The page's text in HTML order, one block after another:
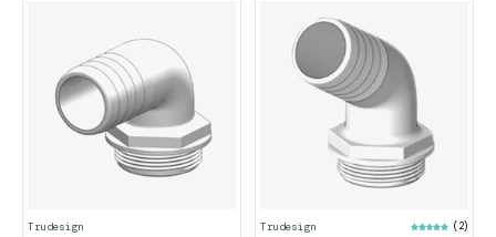
Trudesign Trudesign (2)